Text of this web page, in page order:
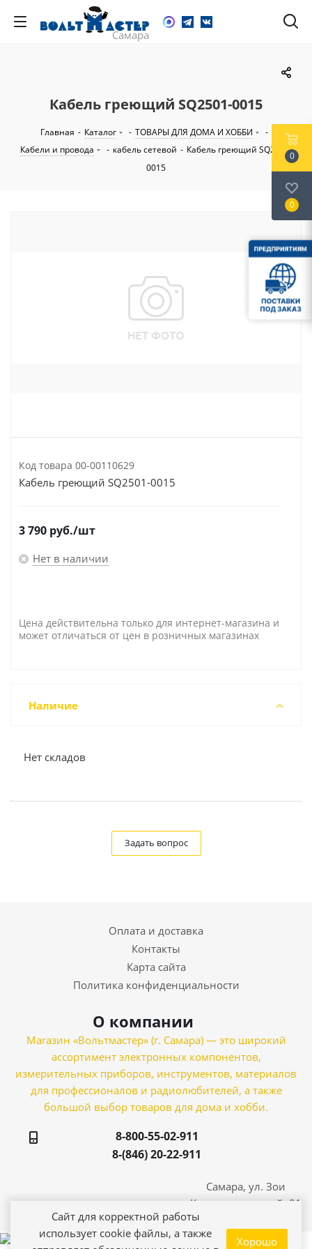
Кабель греющий SQ2501-0015
Главная - Каталог - ТОВАРЫ ДЛЯ ДОМА И ХОББИ
-
Кабели и провода
- кабель сетевой - Кабель греющий SQ2501-
0015
Код товара 00-00110629
Кабель греющий SQ2501-0015
3 790 руб./шт
Нет в наличии
Цена действительна только для интернет-магазина и
может отличаться от цен в розничных магазинах
Наличие
Нет складов
Задать вопрос
Оплата и доставка
Контакты
Карта сайта
Политика конфиденциальности
О компании
Магазин «Вольтмастер» (г. Самара) — это широкий
ассортимент электронных компонентов,
измерительных приборов, инструментов, материалов
для профессионалов и радиолюбителей, а также
большой выбор товаров для дома и хобби.
8-800-55-02-911
8-(846) 20-22-911
Самара, ул. Зои
Космодемьянской, 21
0
0
Сайт для корректной работы
использует cookie файлы, а также
Хорошо